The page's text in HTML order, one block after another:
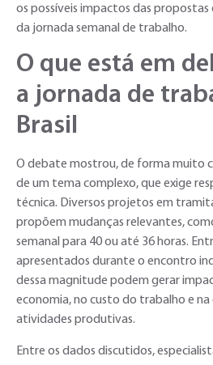
os possíveis impactos das
da jornada semanal de trabalho.
O que está em
a jornada de
Brasil
O debate mostrou, de forma muito
de um tema complexo, que exige
técnica. Diversos projetos em
propõem mudanças relevantes,
semanal para 40 ou até 36 horas.
apresentados durante o encontro
dessa magnitude podem gerar
economia, no custo do trabalho e na
atividades produtivas.
Entre os dados discutidos,